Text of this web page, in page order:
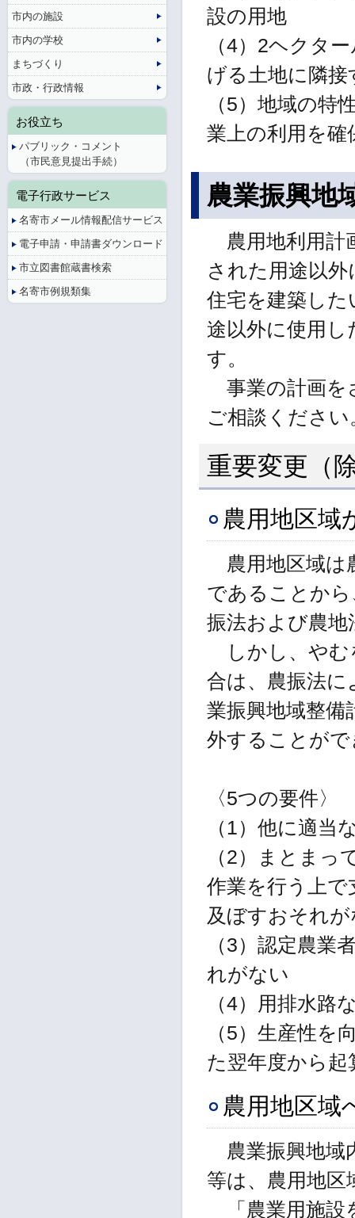
設の用地
（4）2ヘクタ
げる土地に隣接
（5）地域の特
業上の利用を
農業振興地
農用地利用計
された用途以
住宅を建築し
途以外に使用し
す。
事業の計画を
ご相談ください
重要変更（
農用地区域
農用地区域は
であることか
振法および農
しかし、やむ
合は、農振法
業振興地域整備
外することが
〈5つの要件〉
（1）他に適当
（2）まとまっ
作業を行う上
及ぼすおそれ
（3）認定農業
れがない
（4）用排水路
（5）生産性を
た翌年度から
農用地区域
農業振興地域
等は、農用地
「農業用施設
市内の施設
市内の学校
まちづくり
市政・行政情報
お役立ち
パブリック・コメント
（市民意見提出手続）
電子行政サービス
名寄市メール情報配信サービス
電子申請・申請書ダウンロード
市立図書館蔵書検索
名寄市例規類集